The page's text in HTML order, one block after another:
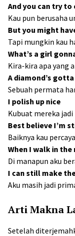
And you can try to
Kau pun berusaha
But you might
Tapi mungkin kau
What’s a girl
Kira-kira apa yang
A diamond’s
Sebuah permata
I polish up nice
Kubuat mereka
Best believe I’m
Baiknya kau
When I walk in the
Di manapun aku
I can still make
Aku masih jadi
Arti Makna
Setelah